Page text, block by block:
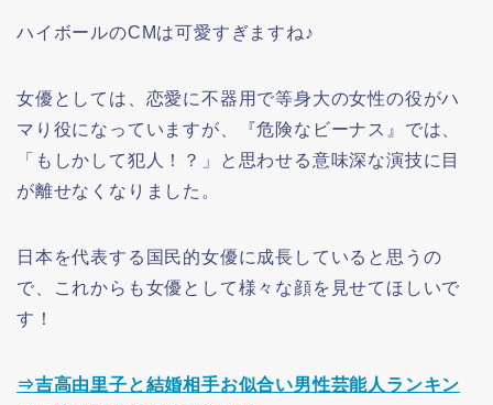
ハイボールのCMは可愛すぎますね♪
女優としては、恋愛に不器用で等身大の女性の役がハ
マり役になっていますが、『危険なビーナス』では、
「もしかして犯人！？」と思わせる意味深な演技に目
が離せなくなりました。
日本を代表する国民的女優に成長していると思うの
で、これからも女優として様々な顔を見せてほしいで
す！
⇒吉高由里子と結婚相手お似合い男性芸能人ランキン